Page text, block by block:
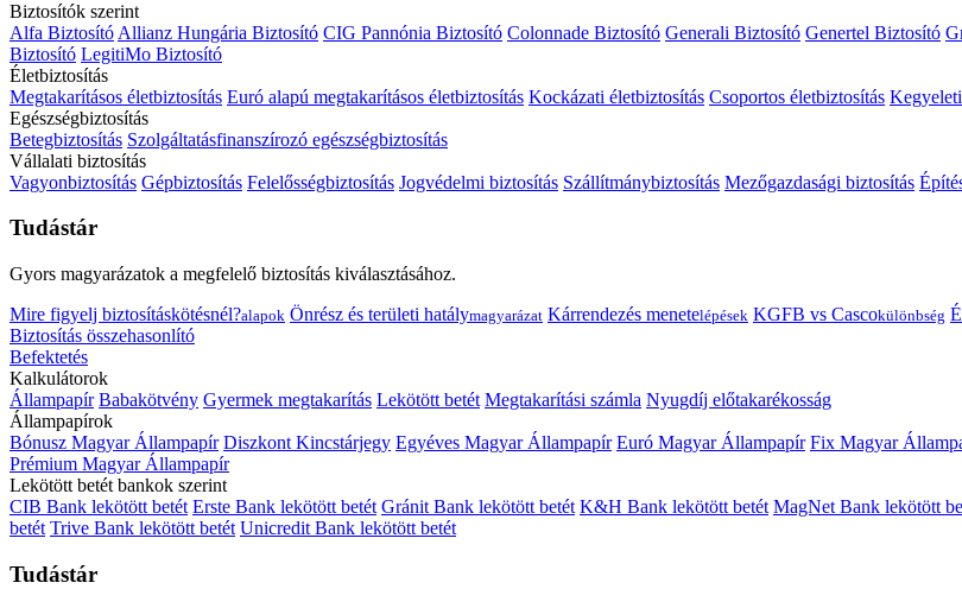
Biztosítók szerint
Alfa Biztosító Allianz Hungária Biztosító CIG Pannónia Biztosító Colonnade Biztosító Generali Biztosító Genertel Biztosító
Biztosító LegitiMo Biztosító
Életbiztosítás
Megtakarításos életbiztosítás Euró alapú megtakarításos életbiztosítás Kockázati életbiztosítás Csoportos életbiztosítás
Egészségbiztosítás
Betegbiztosítás Szolgáltatásfinanszírozó egészségbiztosítás
Vállalati biztosítás
Vagyonbiztosítás Gépbiztosítás Felelősségbiztosítás Jogvédelmi biztosítás Szállítmánybiztosítás Mezőgazdasági biztosítás
Tudástár
Gyors magyarázatok a megfelelő biztosítás kiválasztásához.
Mire figyelj biztosításkötésnél?alapok Önrész és területi hatálymagyarázat Kárrendezés menetelépések KGFB vs Cascokülönbség
Biztosítás összehasonlító
Befektetés
Kalkulátorok
Állampapír Babakötvény Gyermek megtakarítás Lekötött betét Megtakarítási számla Nyugdíj előtakarékosság
Állampapírok
Bónusz Magyar Állampapír Diszkont Kincstárjegy Egyéves Magyar Állampapír Euró Magyar Állampapír Fix Magyar
Prémium Magyar Állampapír
Lekötött betét bankok szerint
CIB Bank lekötött betét Erste Bank lekötött betét Gránit Bank lekötött betét K&H Bank lekötött betét MagNet Bank lekötött
betét Trive Bank lekötött betét Unicredit Bank lekötött betét
Tudástár